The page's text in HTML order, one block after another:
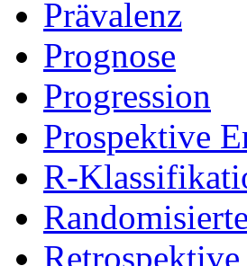
Prävalenz
Prognose
Progression
Prospektive
R-